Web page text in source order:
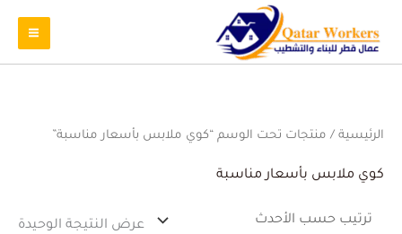
الرئيسية / منتجات تحت الوسم “كوي ملابس بأسعار مناسبة”
كوي ملابس بأسعار مناسبة
عرض النتيجة الوحيدة